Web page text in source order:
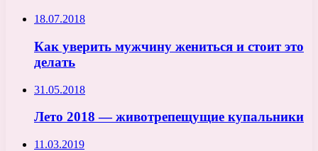
18.07.2018
Как уверить мужчину жениться и стоит это
делать
31.05.2018
Лето 2018 — животрепещущие купальники
11.03.2019